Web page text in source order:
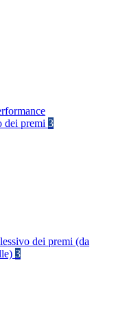
dei premi 3
dei premi (da
3